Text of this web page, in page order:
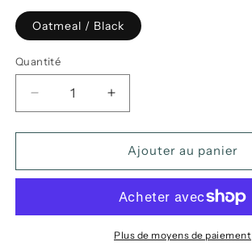
Oatmeal / Black
Quantité
Réduire
la
quantité
Casquette
Unisexe
Augmenter
la
quantité
Casquette
Cap
Unisexe
Ajouter au panier
Plus de moyens de paiement